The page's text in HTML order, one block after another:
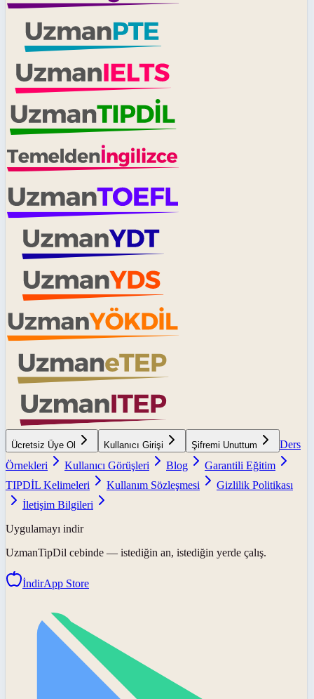
Ücretsiz Üye Ol Kullanıcı Girişi Şifremi Unuttum
Ders
Örnekleri
Kullanıcı Görüşleri Blog
Garantili Eğitim
TIPDİL Kelimeleri
Kullanım Sözleşmesi
Gizlilik Politikası
İletişim Bilgileri
Uygulamayı indir
UzmanTipDil cebinde — istediğin an, istediğin yerde çalış.
İndirApp Store